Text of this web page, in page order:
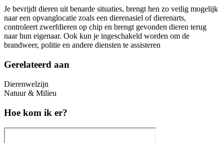
Je bevrijdt dieren uit benarde situaties, brengt hen zo veilig mogelijk
naar een opvanglocatie zoals een dierenasiel of dierenarts,
controleert zwerfdieren op chip en brengt gevonden dieren terug
naar hun eigenaar. Ook kun je ingeschakeld worden om de
brandweer, politie en andere diensten te assisteren
Gerelateerd aan
Dierenwelzijn
Natuur & Milieu
Hoe kom ik er?